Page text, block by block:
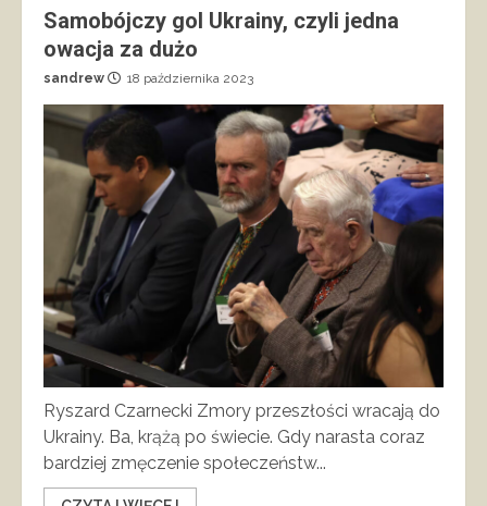
Samobójczy gol Ukrainy, czyli jedna
owacja za dużo
sandrew 18 października 2023
Ryszard Czarnecki Zmory przeszłości wracają do
Ukrainy. Ba, krążą po świecie. Gdy narasta coraz
bardziej zmęczenie społeczeństw...